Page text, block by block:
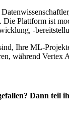
Plattform ist
-
Ihre ML-
während Vertex
Dann teil